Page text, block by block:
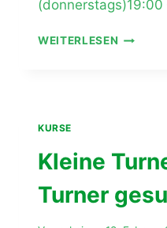
WEITERLESEN
KURSE
Kleine
Turner